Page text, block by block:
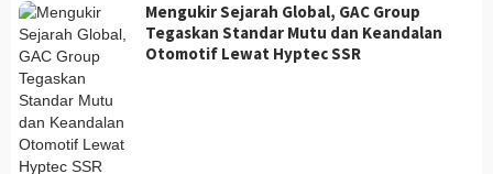
Mengukir Sejarah Global, GAC Group
Tegaskan Standar Mutu dan Keandalan
Otomotif Lewat Hyptec SSR